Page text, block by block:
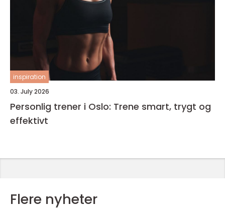
inspiration
03. July 2026
Personlig trener i Oslo: Trene smart, trygt og
effektivt
Flere nyheter